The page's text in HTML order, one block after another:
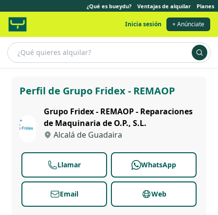
¿Qué es bueydu? Ventajas de alquilar Planes
Inicia sesión + Anúnciate
Perfil de Grupo Fridex - REMAOP
Grupo Fridex - REMAOP - Reparaciones
de Maquinaria de O.P., S.L.
Alcalá de Guadaira
Llamar WhatsApp
Email Web